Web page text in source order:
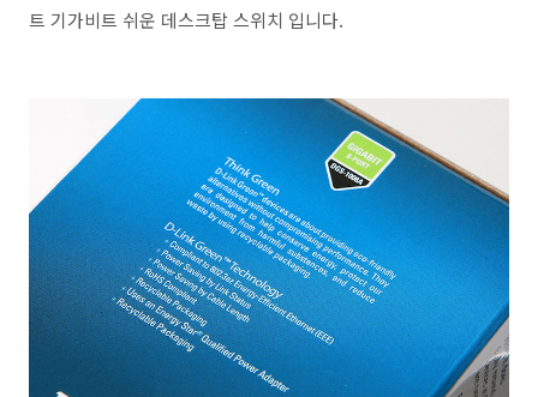
트 기가비트 쉬운 데스크탑 스위치 입니다.